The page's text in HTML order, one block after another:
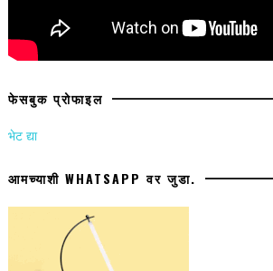
फेसबुक प्रोफाइल
भेट द्या
आमच्याशी WHATSAPP वर जुडा.